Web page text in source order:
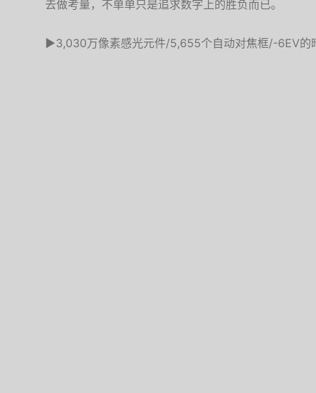
去做考量，不单单只是追求数字上的胜负而已。
▶3,030万像素感光元件/5,655个自动对焦框/-6EV的